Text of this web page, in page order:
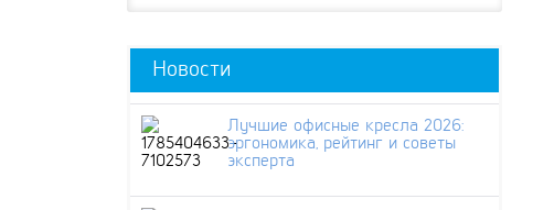
Новости
Лучшие офисные кресла 2026:
эргономика, рейтинг и советы
эксперта